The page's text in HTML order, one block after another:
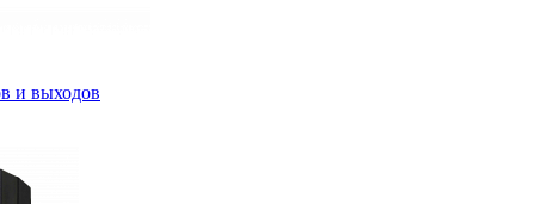
и выходов